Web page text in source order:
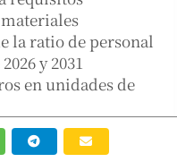
la ratio de personal
y 2031
en unidades de
pública para